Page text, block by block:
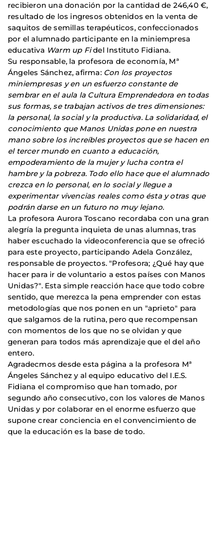
recibieron una donación por la cantidad de 246,40 €,
resultado de los ingresos obtenidos en la venta de
saquitos de semillas terapéuticos, confeccionados
por el alumnado participante en la miniempresa
educativa Warm up Fidel Instituto Fidiana.
Su responsable, la profesora de economía, Mª
Ángeles Sánchez, afirma: Con los proyectos
miniempresas y en un esfuerzo constante de
sembrar en el aula la Cultura Emprendedora en todas
sus formas, se trabajan activos de tres dimensiones:
la personal, la social y la productiva. La solidaridad, el
conocimiento que Manos Unidas pone en nuestra
mano sobre los increíbles proyectos que se hacen en
el tercer mundo en cuanto a educación,
empoderamiento de la mujer y lucha contra el
hambre y la pobreza. Todo ello hace que el alumnado
crezca en lo personal, en lo social y llegue a
experimentar vivencias reales como ésta y otras que
podrán darse en un futuro no muy lejano.
La profesora Aurora Toscano recordaba con una gran
alegría la pregunta inquieta de unas alumnas, tras
haber escuchado la videoconferencia que se ofreció
para este proyecto, participando Adela González,
responsable de proyectos. "Profesora; ¿Qué hay que
hacer para ir de voluntario a estos países con Manos
Unidas?". Esta simple reacción hace que todo cobre
sentido, que merezca la pena emprender con estas
metodologías que nos ponen en un "aprieto" para
que salgamos de la rutina, pero que recompensan
con momentos de los que no se olvidan y que
generan para todos más aprendizaje que el del año
entero.
Agradecmos desde esta página a la profesora Mª
Ángeles Sánchez y al equipo educativo del I.E.S.
Fidiana el compromiso que han tomado, por
segundo año consecutivo, con los valores de Manos
Unidas y por colaborar en el enorme esfuerzo que
supone crear conciencia en el convencimiento de
que la educación es la base de todo.